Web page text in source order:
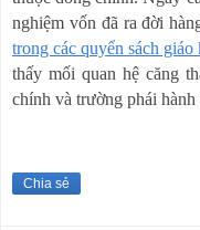
nghiệm vốn đã ra đời
trong các quyển sách
thấy mối quan hệ căng
chính và trường phái
Chia sẻ